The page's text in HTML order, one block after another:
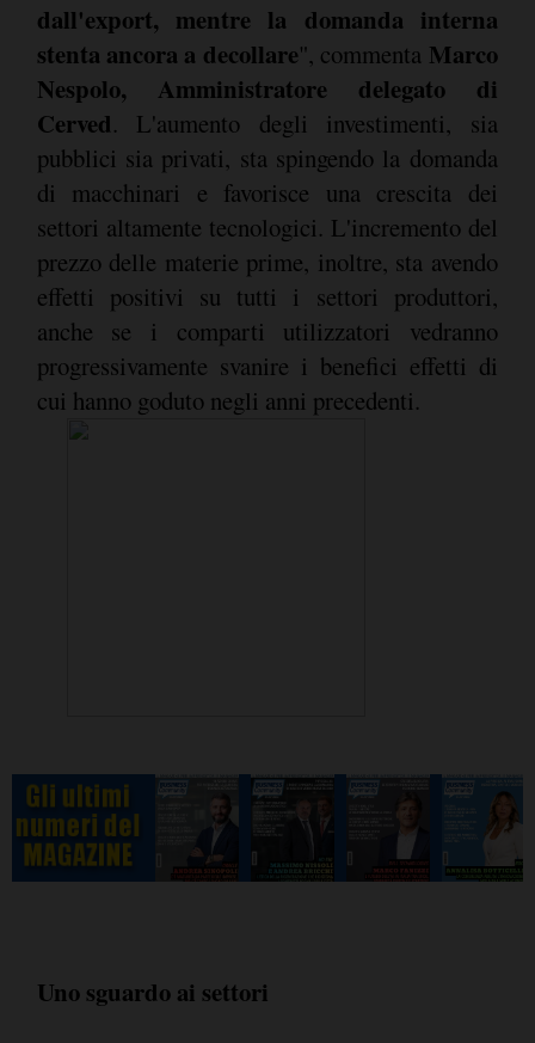
dall'export, mentre la domanda interna
stenta ancora a decollare", commenta Marco
Nespolo, Amministratore delegato di
Cerved. L'aumento degli investimenti, sia
pubblici sia privati, sta spingendo la domanda
di macchinari e favorisce una crescita dei
settori altamente tecnologici. L'incremento del
prezzo delle materie prime, inoltre, sta avendo
effetti positivi su tutti i settori produttori,
anche se i comparti utilizzatori vedranno
progressivamente svanire i benefici effetti di
cui hanno goduto negli anni precedenti.
Uno sguardo ai settori